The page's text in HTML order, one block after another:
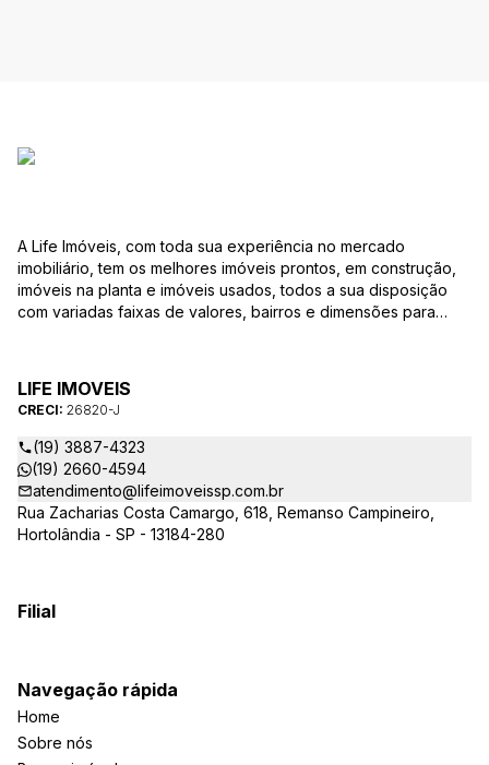
A Life Imóveis, com toda sua experiência no mercado
imobiliário, tem os melhores imóveis prontos, em construção,
imóveis na planta e imóveis usados, todos a sua disposição
com variadas faixas de valores, bairros e dimensões para
as suas dúvidas sobre casas, apartamentos, terrenos, salas
comerciais e outros produtos imobiliários.
LIFE IMOVEIS
CRECI: 26820-J
(19) 3887-4323
(19) 2660-4594
atendimento@lifeimoveissp.com.br
Rua Zacharias Costa Camargo, 618, Remanso Campineiro,
Hortolândia - SP - 13184-280
Filial
Navegação rápida
Home
Sobre nós